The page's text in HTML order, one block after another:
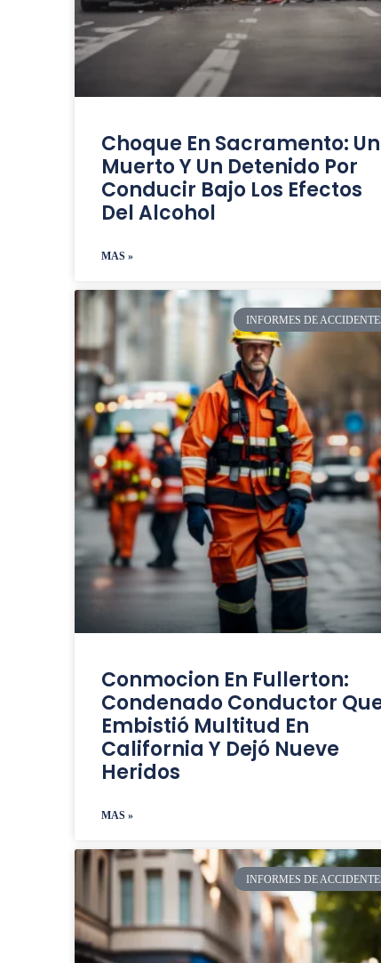
Choque En Sacramento: Un
Muerto Y Un Detenido Por
Conducir Bajo Los Efectos
Del Alcohol
MAS »
INFORMES DE
Conmocion En Fullerton:
Condenado Conductor
Embistió Multitud En
California Y Dejó Nueve
Heridos
MAS »
INFORMES DE